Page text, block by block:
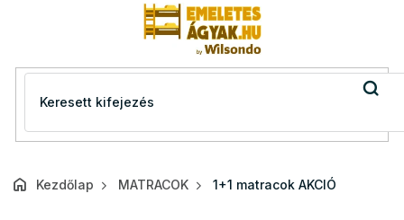
Kezdőlap MATRACOK 1+1 matracok AKCIÓ